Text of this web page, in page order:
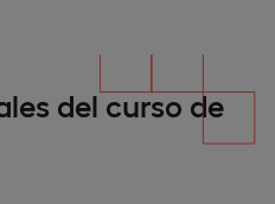
del curso de